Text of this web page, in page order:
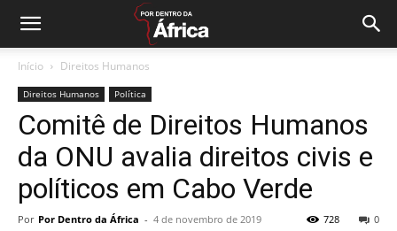
Início Direitos Humanos
Direitos Humanos Política
Comitê de Direitos Humanos
da ONU avalia direitos civis e
políticos em Cabo Verde
Por Por Dentro da África - 4 de novembro de 2019 0
728